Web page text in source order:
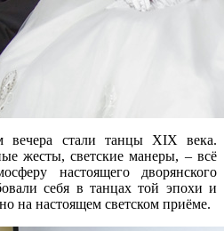
вечера стали танцы XIX века.
жесты, светские манеры, – всё
настоящего дворянского
себя в танцах той эпохи и
на настоящем светском приёме.